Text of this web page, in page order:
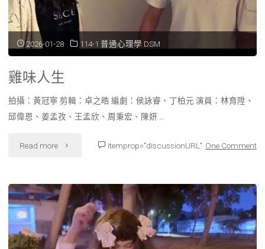
2026-01-28 114-1 普通心理學 DSM
雞味人生
拍攝：黃冠寧 剪輯：卓之皓 編劇：侯詠睿、丁柏元 演員：林育陞、
邱偉恩、姜孟孜、王孟欣、周秉宏、陳妍 …
Read more "雞
人
生"
itemprop="discussionURL" One Comment